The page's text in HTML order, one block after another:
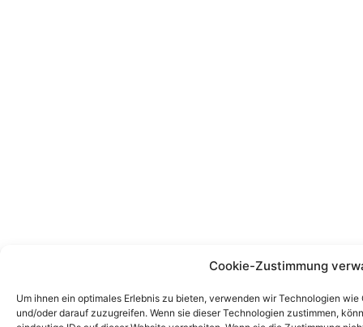
Cookie-Zustimmung
Um ihnen ein optimales Erlebnis zu bieten, verwenden wir Technologien
und/oder darauf zuzugreifen. Wenn sie dieser Technologien zustimmen,